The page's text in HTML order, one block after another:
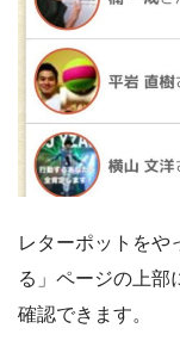
レターポットをや
る」ページの上部
確認できます。